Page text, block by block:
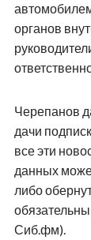
органов
Черепанов
дачи
все эти
данных
либо
Сиб.фм).